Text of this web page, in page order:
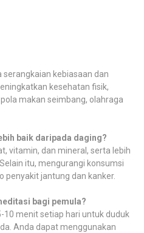
serangkaian kebiasaan dan
kesehatan fisik,
makan seimbang, olahraga
baik daripada daging?
vitamin, dan mineral, serta lebih
itu, mengurangi konsumsi
penyakit jantung dan kanker.
bagi pemula?
10 menit setiap hari untuk duduk
Anda dapat menggunakan